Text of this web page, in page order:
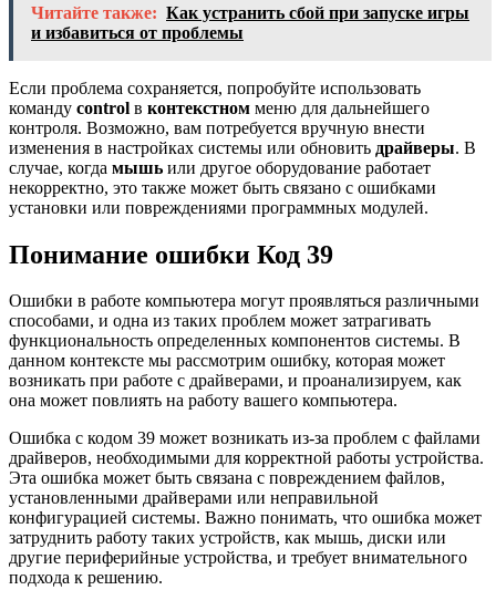
Читайте также: Как устранить сбой при запуске игры
и избавиться от проблемы
Если проблема сохраняется, попробуйте использовать
команду control в контекстном меню для дальнейшего
контроля. Возможно, вам потребуется вручную внести
изменения в настройках системы или обновить драйверы. В
случае, когда мышь или другое оборудование работает
некорректно, это также может быть связано с ошибками
установки или повреждениями программных модулей.
Понимание ошибки Код 39
Ошибки в работе компьютера могут проявляться различными
способами, и одна из таких проблем может затрагивать
функциональность определенных компонентов системы. В
данном контексте мы рассмотрим ошибку, которая может
возникать при работе с драйверами, и проанализируем, как
она может повлиять на работу вашего компьютера.
Ошибка с кодом 39 может возникать из-за проблем с файлами
драйверов, необходимыми для корректной работы устройства.
Эта ошибка может быть связана с повреждением файлов,
установленными драйверами или неправильной
конфигурацией системы. Важно понимать, что ошибка может
затруднить работу таких устройств, как мышь, диски или
другие периферийные устройства, и требует внимательного
подхода к решению.